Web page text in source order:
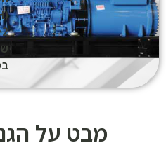
מבט על